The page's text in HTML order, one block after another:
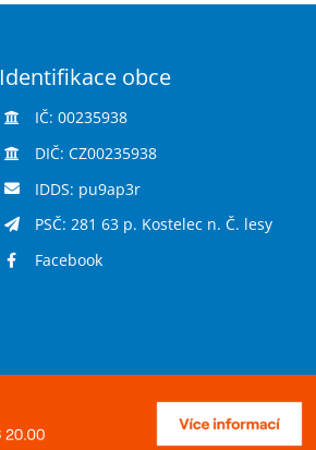
Identifikace obce
IČ: 00235938
DIČ: CZ00235938
IDDS: pu9ap3r
PSČ: 281 63 p. Kostelec n. Č. lesy
Facebook